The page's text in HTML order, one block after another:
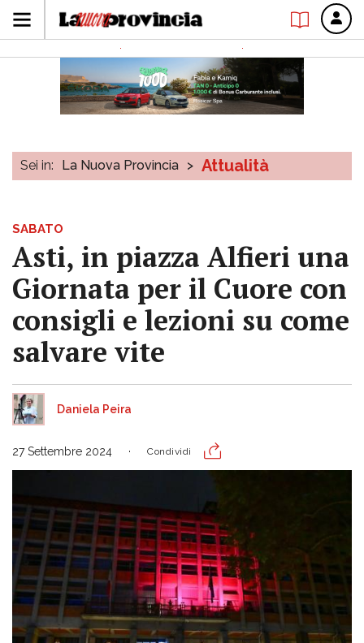
Sei in: La Nuova Provincia > Attualità
SABATO
Asti, in piazza Alfieri una
Giornata per il Cuore con
consigli e lezioni su come
salvare vite
Daniela Peira
27 Settembre 2024 Condividi